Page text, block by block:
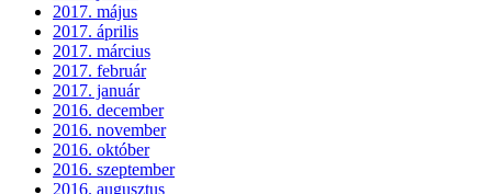
2017. május
2017. április
2017. március
2017. február
2017. január
2016. december
2016. november
2016. október
2016. szeptember
2016. augusztus